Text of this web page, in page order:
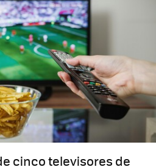
cinco televisores de